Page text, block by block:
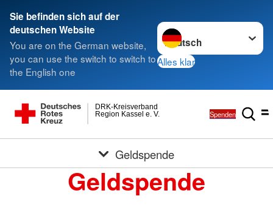
Sie befinden sich auf der
deutschen Website
You are on the German website,
you can use the switch to switch to
the English one
Sprache wechseln zu
Alles klar
Region Kassel e. V.
DRK-Kreisverband
Spenden
Geldspende
Geldspende